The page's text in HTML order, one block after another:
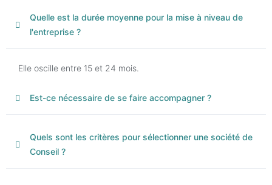
Quelle est la durée moyenne pour la mise à niveau de
l'entreprise ?
Elle oscille entre 15 et 24 mois.
Est-ce nécessaire de se faire accompagner ?
Quels sont les critères pour sélectionner une société de
Conseil ?